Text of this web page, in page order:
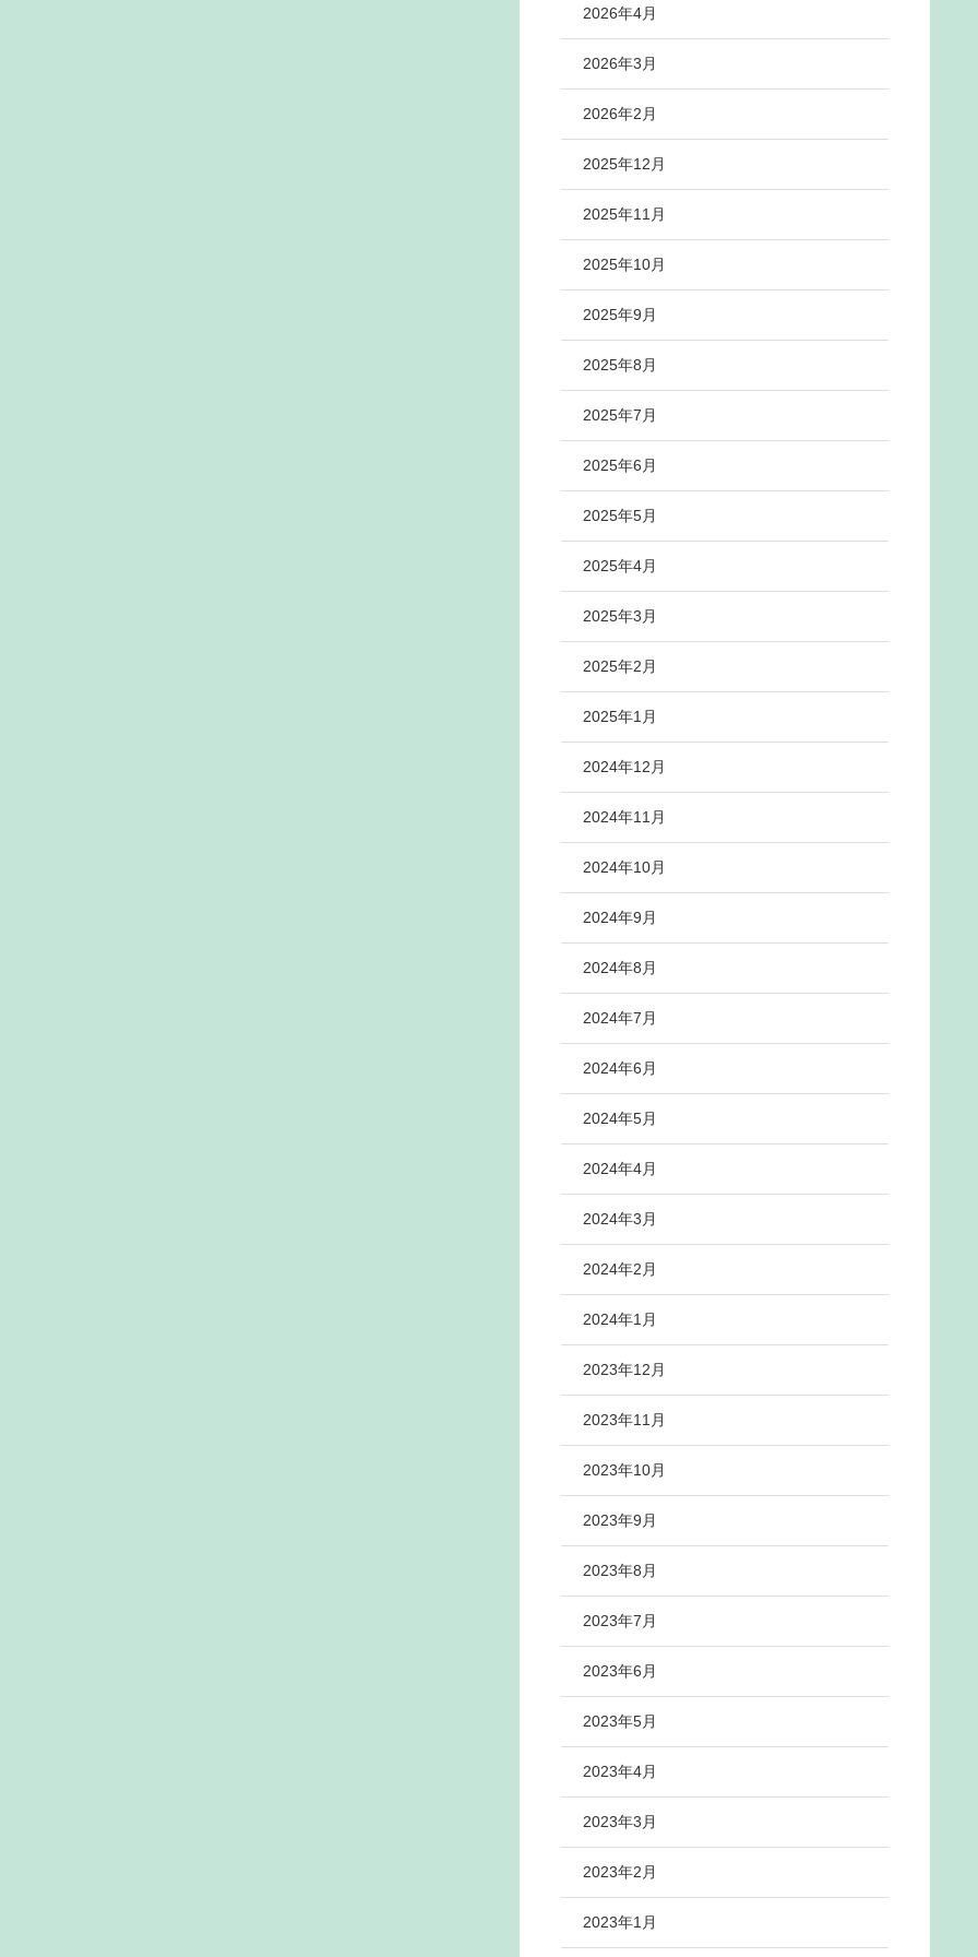
2026年4月
2026年3月
2026年2月
2025年12月
2025年11月
2025年10月
2025年9月
2025年8月
2025年7月
2025年6月
2025年5月
2025年4月
2025年3月
2025年2月
2025年1月
2024年12月
2024年11月
2024年10月
2024年9月
2024年8月
2024年7月
2024年6月
2024年5月
2024年4月
2024年3月
2024年2月
2024年1月
2023年12月
2023年11月
2023年10月
2023年9月
2023年8月
2023年7月
2023年6月
2023年5月
2023年4月
2023年3月
2023年2月
2023年1月